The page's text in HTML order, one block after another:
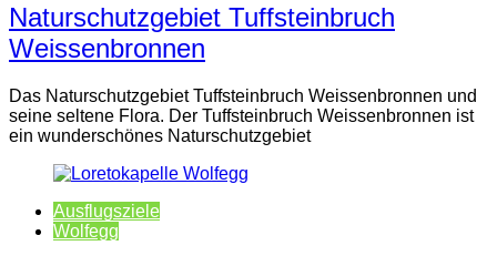
Naturschutzgebiet Tuffsteinbruch
Weissenbronnen
Das Naturschutzgebiet Tuffsteinbruch Weissenbronnen und
seine seltene Flora. Der Tuffsteinbruch Weissenbronnen ist
ein wunderschönes Naturschutzgebiet
Ausflugsziele
Wolfegg